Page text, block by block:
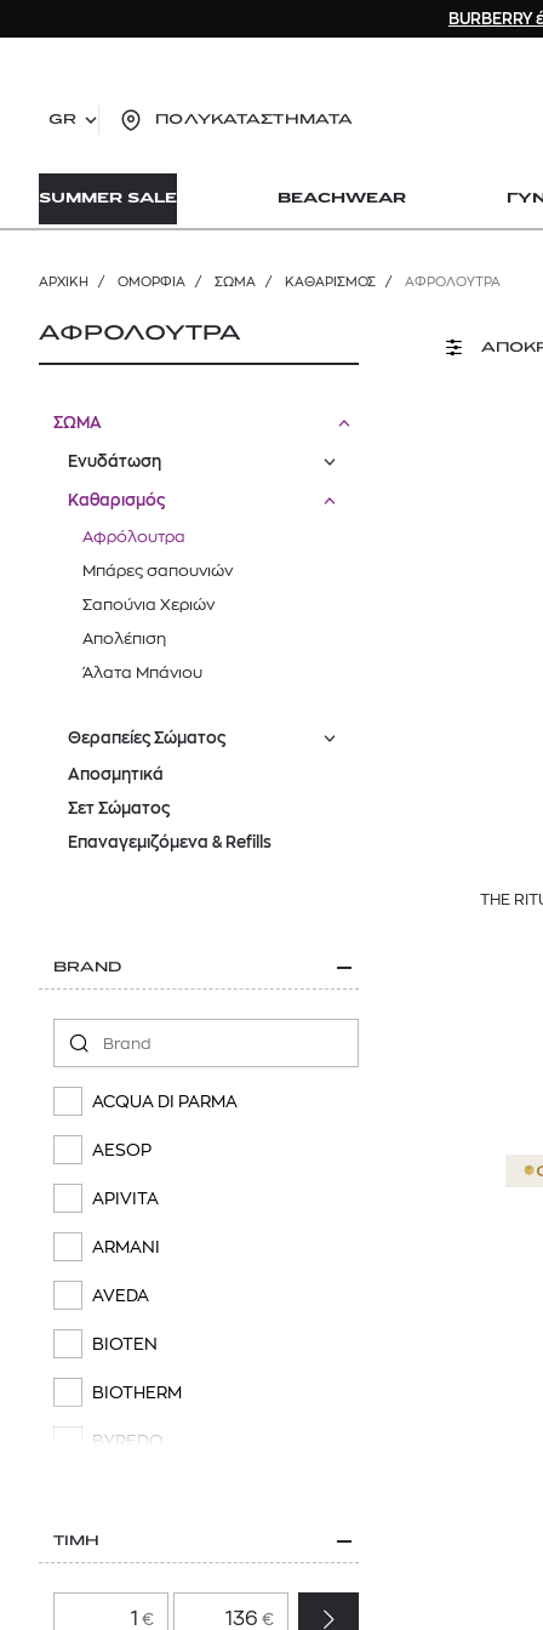
GR ΠΟΛΥΚΑΤΑΣΤΗΜΑΤΑ
SUMMER SALE BEACHWEAR
ΑΡΧΙΚΉ / ΟΜΟΡΦΙΑ / ΣΩΜΑ / ΚΑΘΑΡΙΣΜΌΣ / ΑΦΡΌΛΟΥΤΡΑ
ΑΦΡΟΛΟΥΤΡΑ
ΣΩΜΑ
Ενυδάτωση
Καθαρισμός
Αφρόλουτρα
Μπάρες σαπουνιών
Σαπούνια Χεριών
Απολέπιση
Άλατα Μπάνιου
Θεραπείες Σώματος
Αποσμητικά
Σετ Σώματος
Επαναγεμιζόμενα & Refills
BRAND
ACQUA DI PARMA
AESOP
APIVITA
ARMANI
AVEDA
BIOTEN
BIOTHERM
BYREDO
CHLOÉ
ΤΙΜΗ
€ €
THE